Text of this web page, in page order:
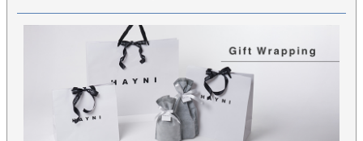
改良版Mサイズはこちら＞